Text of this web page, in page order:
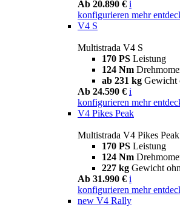
Ab 20.890 € i
konfigurieren mehr
V4 S
Multistrada V4 S
170 PS Leistung
124 Nm
ab 231 kg Gewicht
Ab 24.590 € i
konfigurieren mehr
V4 Pikes Peak
Multistrada V4 Pikes Peak
170 PS Leistung
124 Nm
227 kg Gewicht
Ab 31.990 € i
konfigurieren mehr
new V4 Rally